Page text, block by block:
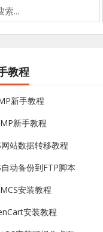
教程
新手教程
新手教程
网站数据转移教程
自动备份到FTP脚本
安装教程
安装教程